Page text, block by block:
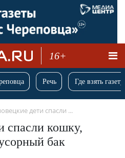
16+
Речь Где взять
дети спасли ...
спасли кошку,
бак